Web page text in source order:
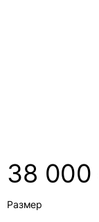
38 000
Размер